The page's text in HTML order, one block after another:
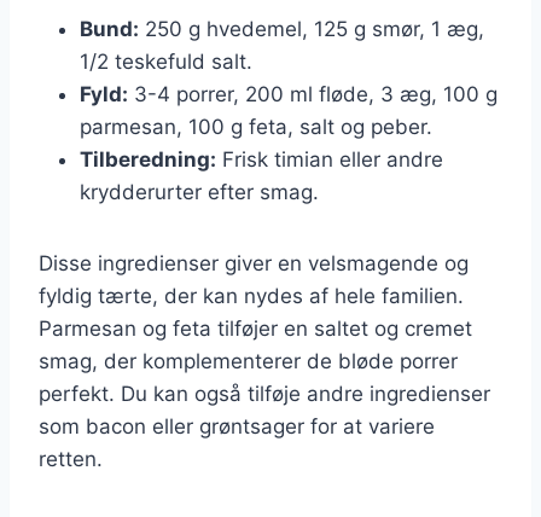
Bund: 250 g hvedemel, 125 g smør, 1 æg,
1/2 teskefuld salt.
Fyld: 3-4 porrer, 200 ml fløde, 3 æg, 100 g
parmesan, 100 g feta, salt og peber.
Tilberedning: Frisk timian eller andre
krydderurter efter smag.
Disse ingredienser giver en velsmagende og
fyldig tærte, der kan nydes af hele familien.
Parmesan og feta tilføjer en saltet og cremet
smag, der komplementerer de bløde porrer
perfekt. Du kan også tilføje andre ingredienser
som bacon eller grøntsager for at variere
retten.